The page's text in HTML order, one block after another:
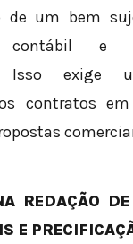
de um bem
contábil e
Isso exige
contratos
REDAÇÃO
E